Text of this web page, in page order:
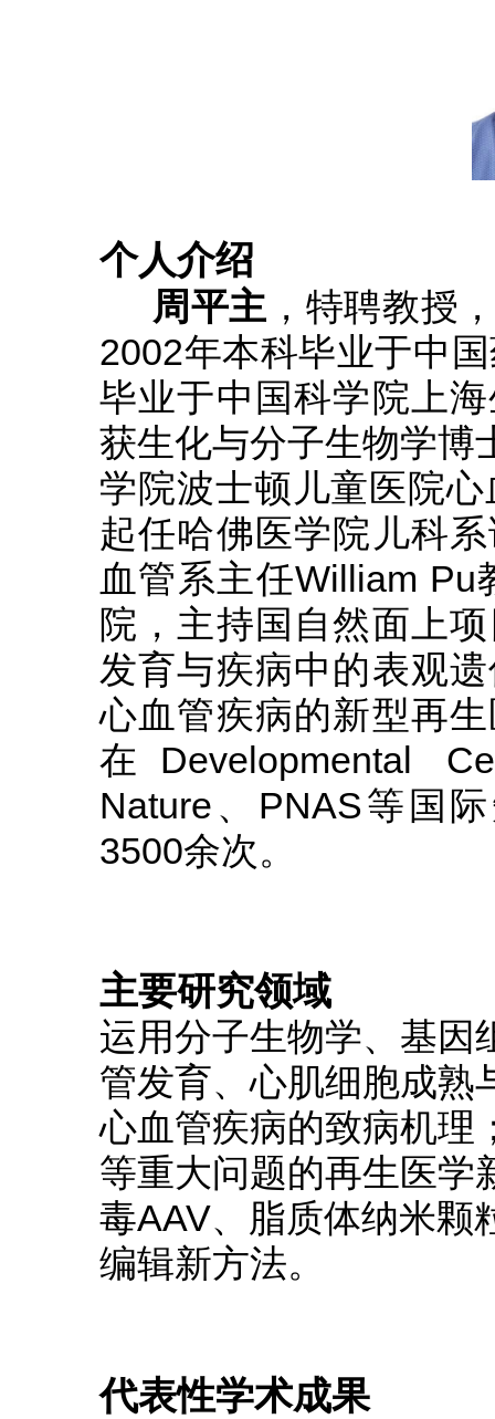
个人介绍
周平主 ，特聘教授
2002年本科毕业于中
毕业于中国科学院上
获生化与分子生物学博
学院波士顿儿童医院
起任哈佛医学院儿科
血管系主任William
院，主持国自然面上
发育与疾病中的表观
心血管疾病的新型再
在Developmental
Nature、PNAS等国
3500余次。
主要研究领域
运用分子生物学、基因
管发育、心肌细胞成熟
心血管疾病的致病机理
等重大问题的再生医学
毒AAV、脂质体纳米颗
编辑新方法。
代表性学术成果